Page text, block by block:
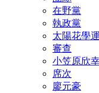
在野黨
執政黨
太陽花學運
審查
小笠原欣
席次
廖元豪